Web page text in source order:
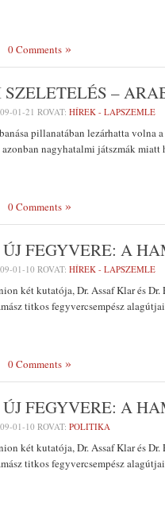
0 Comments
SZELETELÉS –
01-21 ROVAT: HÍREK - LAPSZEMLE
pillanatában lezárhatta
azonban nagyhatalmi játszmák miatt
0 Comments
FEGYVERE: A
01-10 ROVAT: HÍREK - LAPSZEMLE
két kutatója, Dr. Assaf Klar és
titkos fegyvercsempész
0 Comments
FEGYVERE: A
01-10 ROVAT: POLITIKA
két kutatója, Dr. Assaf Klar és
titkos fegyvercsempész